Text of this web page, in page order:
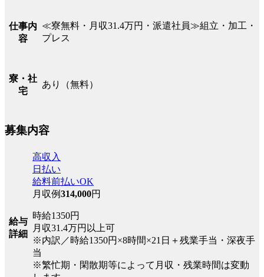
仕事内
容
≪寮無料・月収31.4万円・派遣社員≫組立・加工・
プレス
寮・社
宅
あり（無料）
募集内容
給与
詳細
高収入
日払い
給料前払いOK
月収例314,000円
時給1350円
月収31.4万円以上可
※内訳／時給1350円×8時間×21日＋残業手当・深夜手
当
※繁忙期・閑散期等によって月収・残業時間は変動